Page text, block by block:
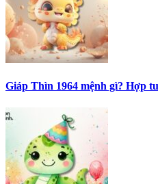
Giáp Thìn 1964 mệnh gì? Hợp